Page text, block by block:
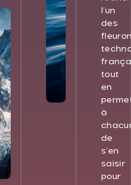
l’un
des
tout
en
à
de
s’en
saisir
pour